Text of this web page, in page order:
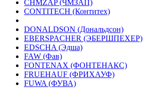
CHMZAP (ЧМЗАП)
CONTITECH (Контитех)
DONALDSON (Дональдсон)
EBERSPACHER (ЭБЕРШПЕХЕР)
EDSCHA (Эдша)
FAW (Фав)
FONTENAX (ФОНТЕНАКС)
FRUEHAUF (ФРИХАУФ)
FUWA (ФУВА)